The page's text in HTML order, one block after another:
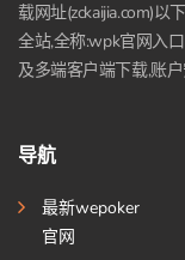
载网址(zckaijia.com)
全站,全称:wpk官网入
及多端客户端下载,账
导航
最新wepoker
官网